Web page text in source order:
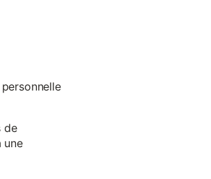
de
une